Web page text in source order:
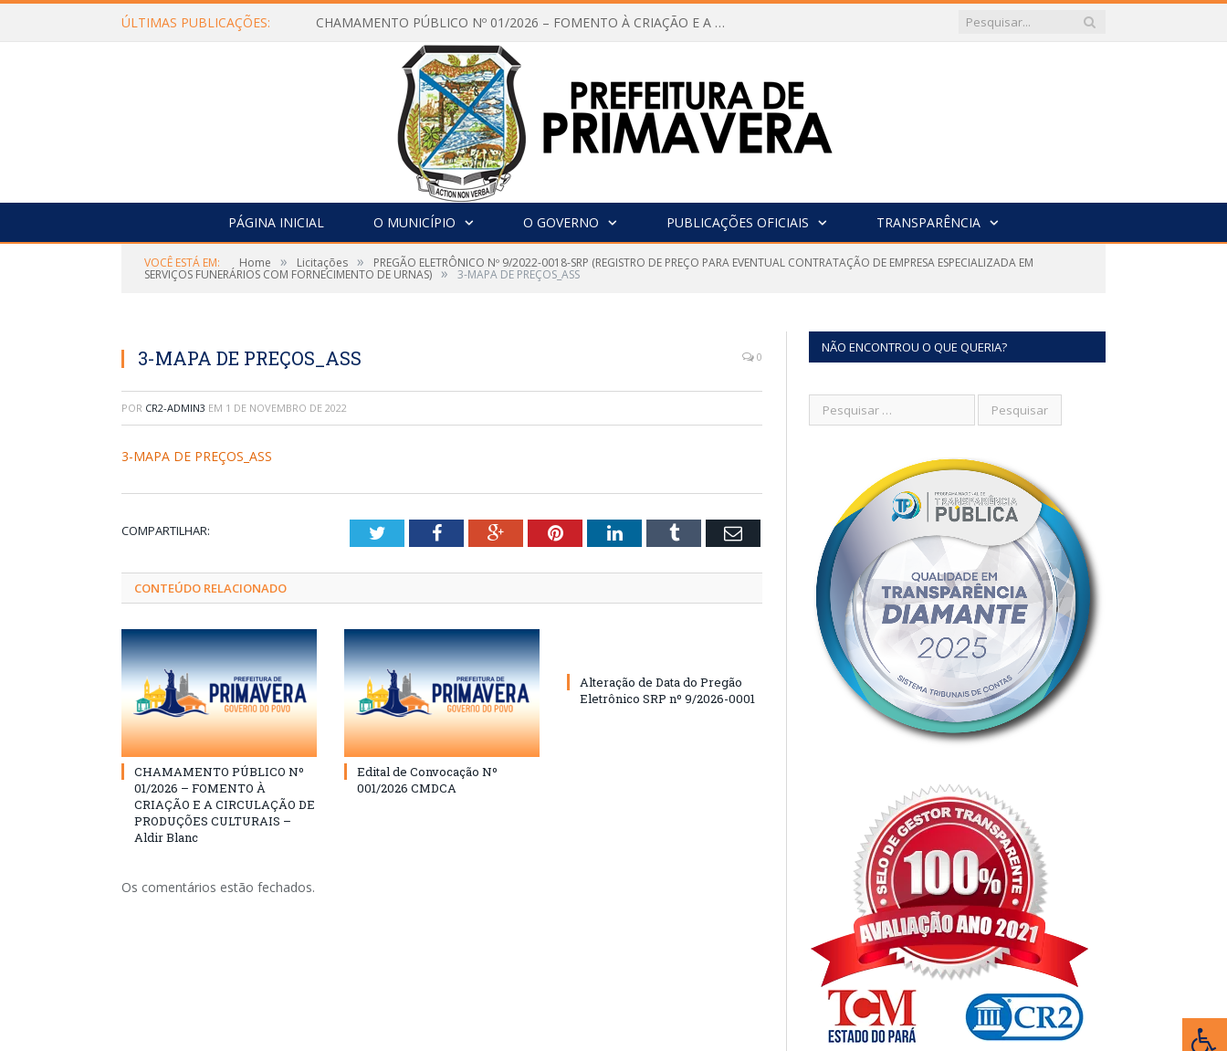
ÚLTIMAS PUBLICAÇÕES: CHAMAMENTO PÚBLICO Nº 01/2026 – FOMENTO À CRIAÇÃO E A CIRCULAÇÃO DE PRODUÇÕES CULTURAIS – Aldir Blanc
PÁGINA INICIAL O MUNICÍPIO O GOVERNO PUBLICAÇÕES OFICIAIS TRANSPARÊNCIA
VOCÊ ESTÁ EM: Home » Licitações » PREGÃO ELETRÔNICO Nº 9/2022-0018-SRP (REGISTRO DE PREÇO PARA EVENTUAL CONTRATAÇÃO DE EMPRESA ESPECIALIZADA EM
SERVIÇOS FUNERÁRIOS COM FORNECIMENTO DE URNAS) » 3-MAPA DE PREÇOS_ASS
3-MAPA DE PREÇOS_ASS 0
POR CR2-ADMIN3 EM 1 DE NOVEMBRO DE 2022
3-MAPA DE PREÇOS_ASS
COMPARTILHAR: TwitterFacebookGoogle+PinterestLinkedInTumblr Email
CONTEÚDO RELACIONADO
CHAMAMENTO PÚBLICO Nº
01/2026 – FOMENTO À
CRIAÇÃO E A CIRCULAÇÃO DE
PRODUÇÕES CULTURAIS –
Aldir Blanc
Edital de Convocação Nº
001/2026 CMDCA
Alteração de Data do Pregão
Eletrônico SRP nº 9/2026-0001
Os comentários estão fechados.
NÃO ENCONTROU O QUE QUERIA?